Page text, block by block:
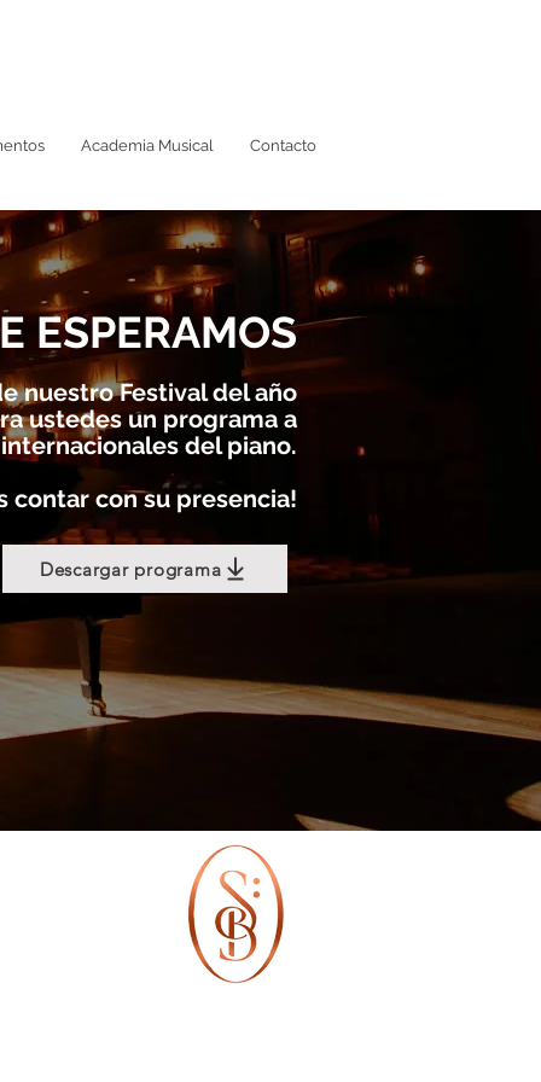
Academia Musical Contacto
ESPERAMOS
nuestro Festival del año
ustedes un programa a
del piano.
contar con su presencia!
Descargar programa